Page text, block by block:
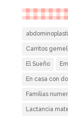
Carritos
El Sueño
En casa con
Familias
Lactancia